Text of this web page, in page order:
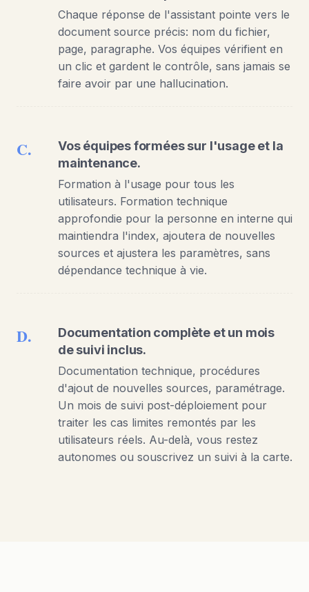
Chaque réponse de l'assistant pointe vers le
document source précis: nom du fichier,
page, paragraphe. Vos équipes vérifient en
un clic et gardent le contrôle, sans jamais se
faire avoir par une hallucination.
C.
Vos équipes formées sur l'usage et la
maintenance.
Formation à l'usage pour tous les
utilisateurs. Formation technique
approfondie pour la personne en interne qui
maintiendra l'index, ajoutera de nouvelles
sources et ajustera les paramètres, sans
dépendance technique à vie.
D.
Documentation complète et un mois
de suivi inclus.
Documentation technique, procédures
d'ajout de nouvelles sources, paramétrage.
Un mois de suivi post-déploiement pour
traiter les cas limites remontés par les
utilisateurs réels. Au-delà, vous restez
autonomes ou souscrivez un suivi à la carte.